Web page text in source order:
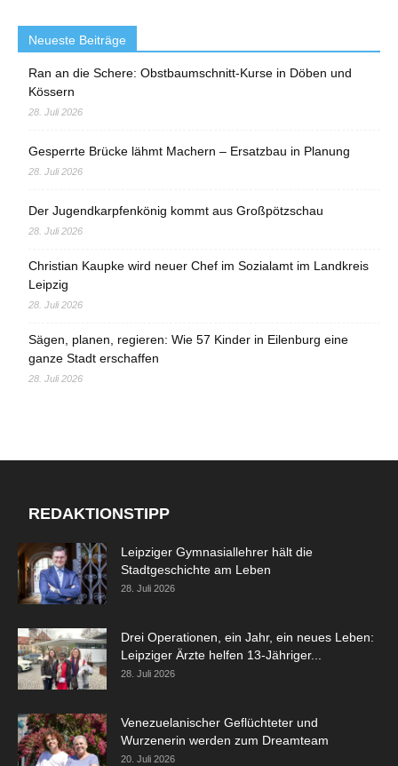
Neueste Beiträge
Ran an die Schere: Obstbaumschnitt-Kurse in Döben und
Kössern
28. Juli 2026
Gesperrte Brücke lähmt Machern – Ersatzbau in Planung
28. Juli 2026
Der Jugendkarpfenkönig kommt aus Großpötzschau
28. Juli 2026
Christian Kaupke wird neuer Chef im Sozialamt im Landkreis
Leipzig
28. Juli 2026
Sägen, planen, regieren: Wie 57 Kinder in Eilenburg eine
ganze Stadt erschaffen
28. Juli 2026
REDAKTIONSTIPP
Leipziger Gymnasiallehrer hält die
Stadtgeschichte am Leben
28. Juli 2026
Drei Operationen, ein Jahr, ein neues Leben:
Leipziger Ärzte helfen 13-Jähriger...
28. Juli 2026
Venezuelanischer Geflüchteter und
Wurzenerin werden zum Dreamteam
20. Juli 2026